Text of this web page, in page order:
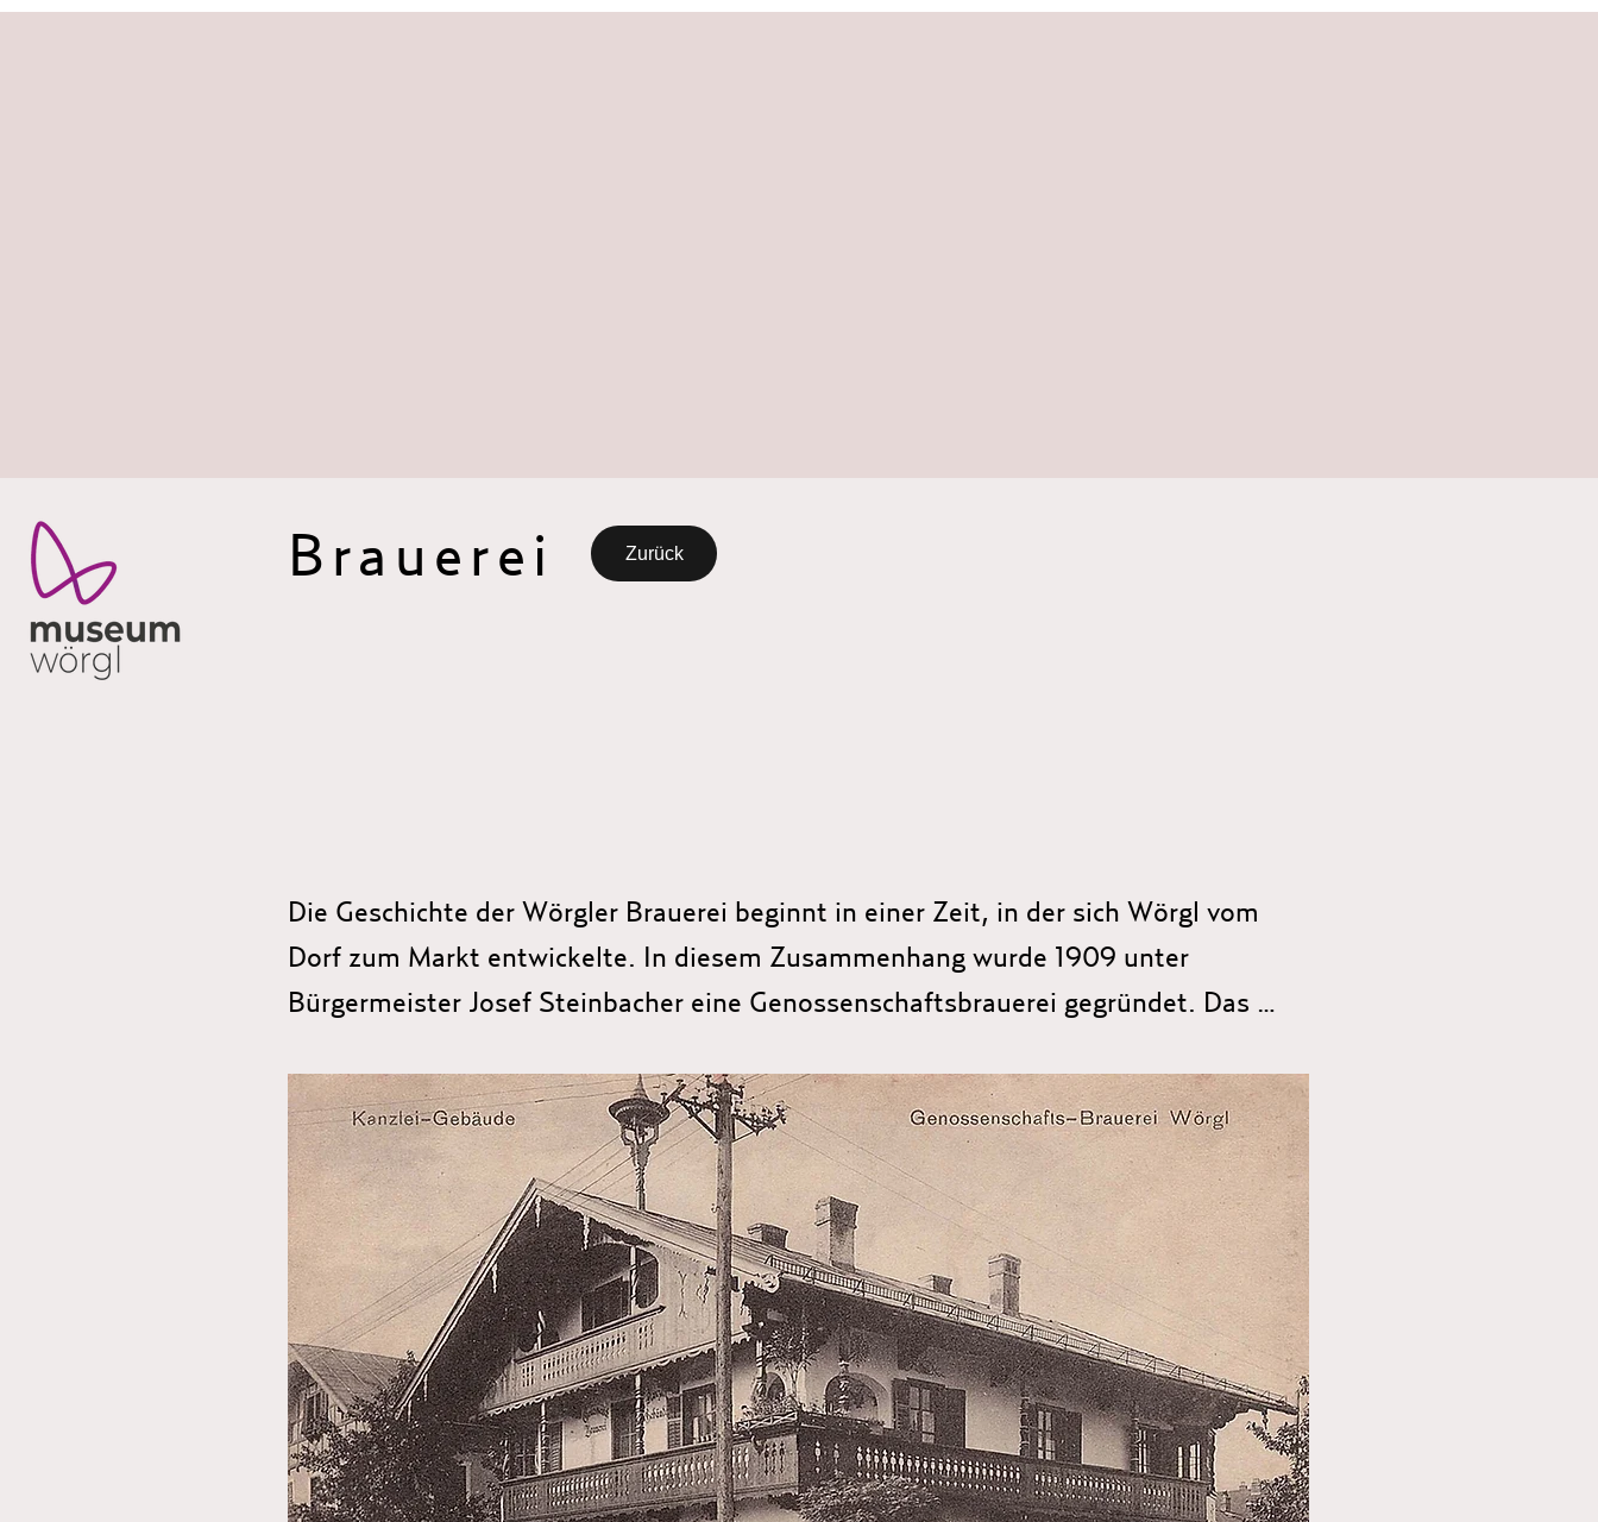
Brauerei Zurück
Die Geschichte der Wörgler Brauerei beginnt in einer Zeit, in der sich Wörgl vom
Dorf zum Markt entwickelte. In diesem Zusammenhang wurde 1909 unter
Bürgermeister Josef Steinbacher eine Genossenschaftsbrauerei gegründet. Das
Die feierliche Eröffnung fand am 13. August 1911 statt, also am selben Tag wie die
Markterhebungsfeier Wörgls. Dadurch war die Brauerei von Beginn an mit einem
wichtigen Ereignis der Ortsgeschichte verbunden. Erstmals konnte Bier direkt in
Wörgl gebraut und ausgeliefert werden, was als Zeichen des wirtschaftlichen
Fortschritts wahrgenommen wurde.
1923 wurde die Brauerei an die Brauerei Zipf AG verkauft. Sie blieb jedoch noch
über viele Jahre ein wichtiger Teil des Wörgler Wirtschaftslebens. Die Brauerei
stand für Produktion, für Arbeitsplätze und für die wirtschaftliche Entwicklung der
Stadt im 20. Jahrhundert.
Nach einer vorübergehenden Stilllegung im Jahr 1946 verlor der Betrieb nach und